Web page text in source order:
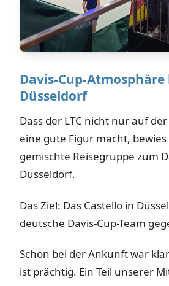
Davis-Cup-
Düsseldorf
Dass der LTC nicht nur auf
eine gute Figur macht,
gemischte Reisegruppe zum
Düsseldorf.
Das Ziel: Das Castello in
deutsche Davis-Cup-Team
Schon bei der Ankunft war
ist prächtig. Ein Teil unserer